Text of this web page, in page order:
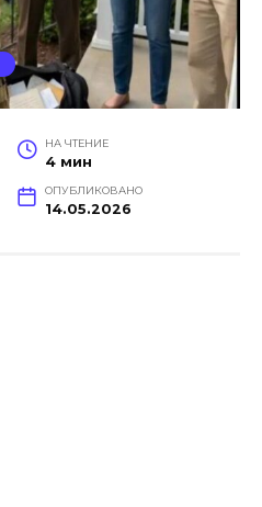
НА ЧТЕНИЕ
4 мин
ОПУБЛИКОВАНО
14.05.2026